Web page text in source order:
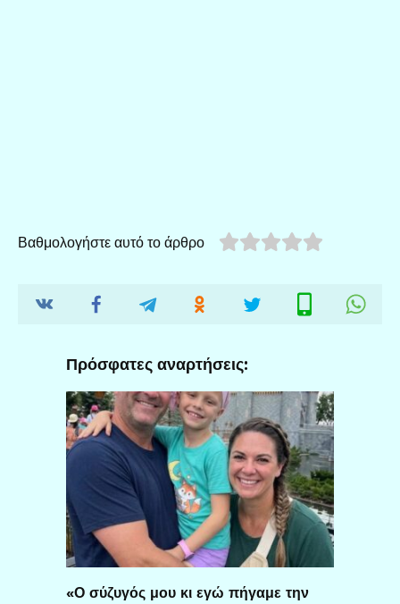
Βαθμολογήστε αυτό το άρθρο
Πρόσφατες αναρτήσεις:
«Ο σύζυγός μου κι εγώ πήγαμε την